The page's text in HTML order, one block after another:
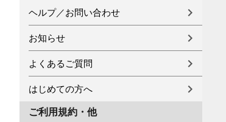
ヘルプ／お問い合わせ
お知らせ
よくあるご質問
はじめての方へ
ご利用規約・他